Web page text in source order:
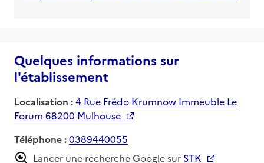
Quelques informations sur
l'établissement
Localisation :4 Rue Frédo Krumnow Immeuble Le
Forum 68200 Mulhouse
Téléphone :0389440055
Lancer une recherche Google sur STK